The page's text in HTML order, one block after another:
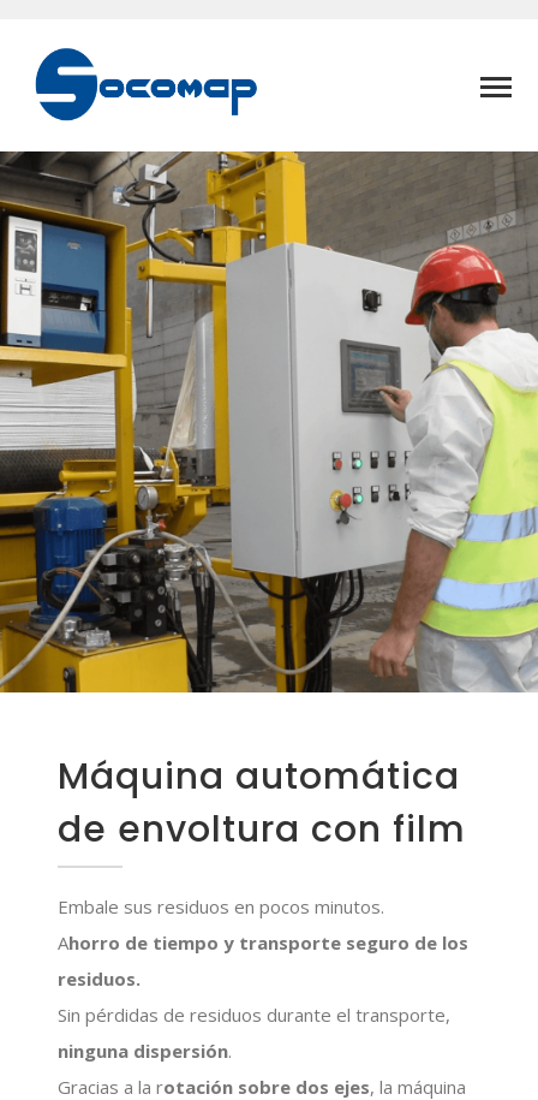
Máquina automática
de envoltura con film
Embale sus residuos en pocos minutos.
Ahorro de tiempo y transporte seguro de los
residuos.
Sin pérdidas de residuos durante el transporte,
ninguna dispersión.
Gracias a la rotación sobre dos ejes, la máquina